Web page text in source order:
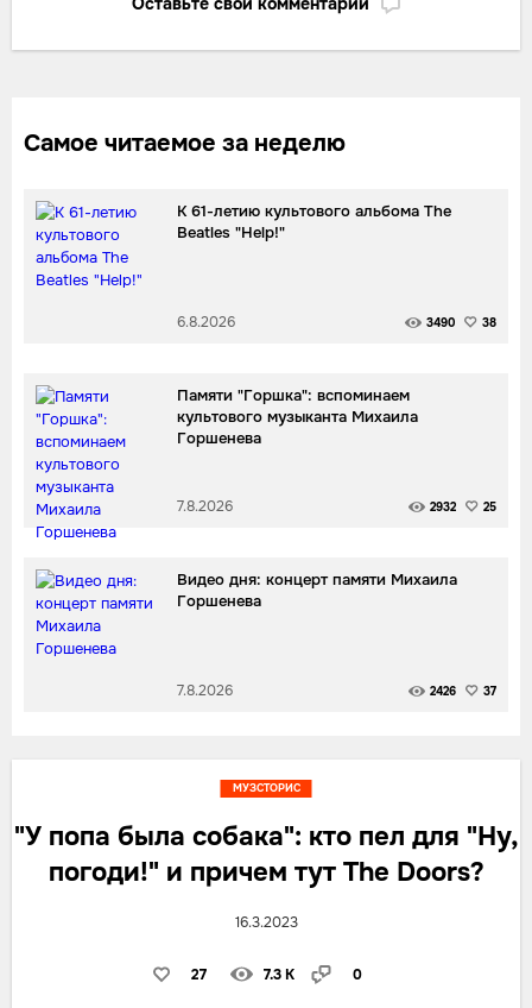
Самое читаемое за неделю
К 61-летию культового альбома The
Beatles "Help!"
6.8.2026 3490 38
Памяти "Горшка": вспоминаем
культового музыканта Михаила
Горшенева
7.8.2026 2932 25
Видео дня: концерт памяти Михаила
Горшенева
7.8.2026 2426 37
"У попа была собака": кто пел для "Ну,
погоди!" и причем тут The Doors?
16.3.2023
27 7.3 K 0
МУЗСТОРИС